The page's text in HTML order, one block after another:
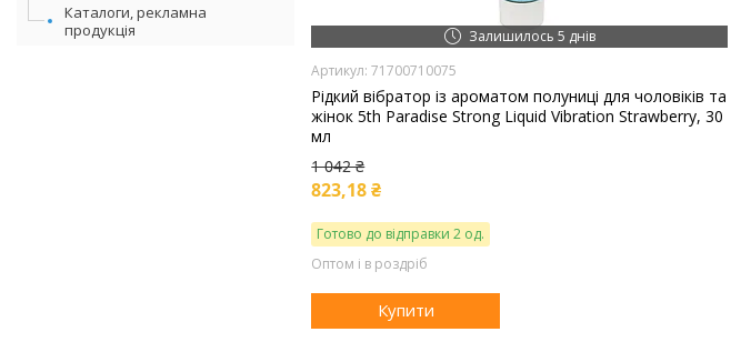
Каталоги, рекламна
продукція
Залишилось 5 днів
71700710075
Рідкий вібратор із ароматом полуниці для чоловіків та
жінок 5th Paradise Strong Liquid Vibration Strawberry, 30
мл
1 042 ₴
823,18 ₴
Готово до відправки 2 од.
Оптом і в роздріб
Купити